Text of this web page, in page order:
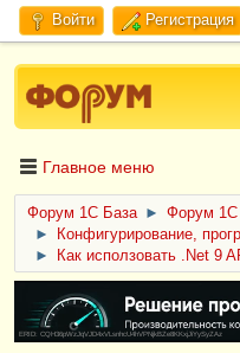
Войти Регистрация
Главное меню
Форум 1C База ►
Форум
►
Конфигурирование,
►
Как исползовать .Net 9
ERID: CQH36pWzJqVJD4xVLsnhcU4hVPNjkBZe8KKxjJiYySyZAz